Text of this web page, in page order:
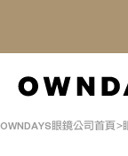
OWNDAYS眼鏡公司首頁